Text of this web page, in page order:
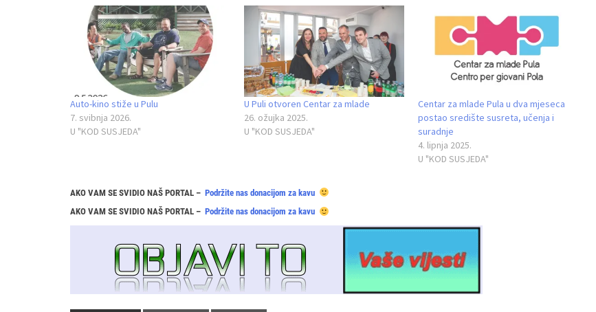
Auto‑kino stiže u Pulu
7. svibnja 2026.
U "KOD SUSJEDA"
U Puli otvoren Centar za mlade
26. ožujka 2025.
U "KOD SUSJEDA"
Centar za mlade Pula u dva mjeseca
postao središte susreta, učenja i
suradnje
4. lipnja 2025.
U "KOD SUSJEDA"
AKO VAM SE SVIDIO NAŠ PORTAL – Podržite nas donacijom za kavu
AKO VAM SE SVIDIO NAŠ PORTAL – Podržite nas donacijom za kavu